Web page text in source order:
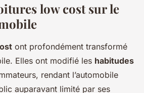
low cost sur le
ont profondément transformé
Elles ont modifié les habitudes
rendant l’automobile
auparavant limité par ses